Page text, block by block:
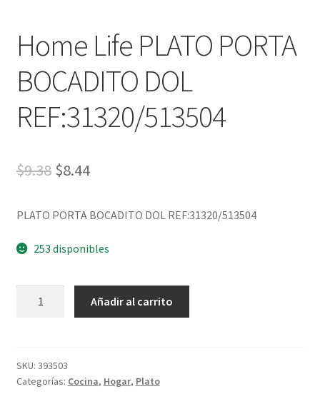
Home Life PLATO PORTA
BOCADITO DOL
REF:31320/513504
$9.38 $8.44
PLATO PORTA BOCADITO DOL REF:31320/513504
253 disponibles
Añadir al carrito
SKU: 393503
Categorías: Cocina, Hogar, Plato